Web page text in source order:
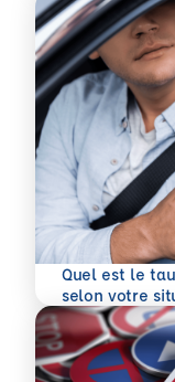
Quel est le
selon votre
En savoir plus